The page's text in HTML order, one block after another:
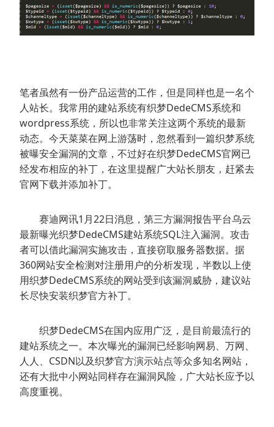
笔者虽然有一份产品运营的工作，但是同样也是一名个
人站长。我常用的建站系统有织梦DedeCMS系统和
wordpress系统，所以也非常关注这两个系统的最新
动态。今天菜菜在网上游荡时，忽然看到一篇织梦系统
被曝安全漏洞的文章，不过好在织梦DedeCMS官网已
经发布相应的补丁，在这里提醒广大站长朋友，赶紧去
官网下载并添加补丁。
赛迪网讯1月22日消息，第三方漏洞报告平台乌云
最新曝光织梦DedeCMS建站系统SQL注入漏洞。攻击
者可以借此漏洞实施攻击，直接窃取服务器数据。据
360网站安全检测对注册用户的分析发现，半数以上使
用织梦DedeCMS系统的网站受到该漏洞威胁，建议站
长尽快安装织梦官方补丁。
织梦DedeCMS在国内应用广泛，是目前最流行的
建站系统之一。本次曝光的漏洞已经影响网易、万网、
人人、CSDN以及织梦官方演示站点等众多知名网站，
还有大批中小网站同样存在漏洞风险，广大站长应予以
高度重视。